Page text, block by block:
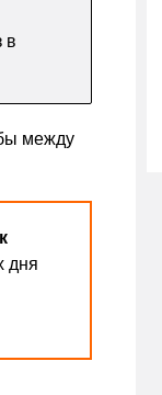
в
между
дня